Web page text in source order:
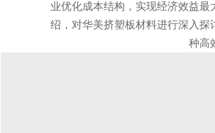
业优化成本结构，实现经济效益最
绍，对华美挤塑板材料进行深入探
种高